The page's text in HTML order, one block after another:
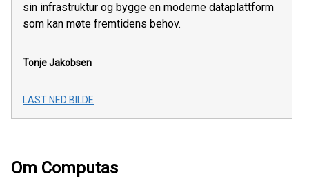
sin infrastruktur og bygge en moderne dataplattform
som kan møte fremtidens behov.
Tonje Jakobsen
LAST NED BILDE
Om Computas